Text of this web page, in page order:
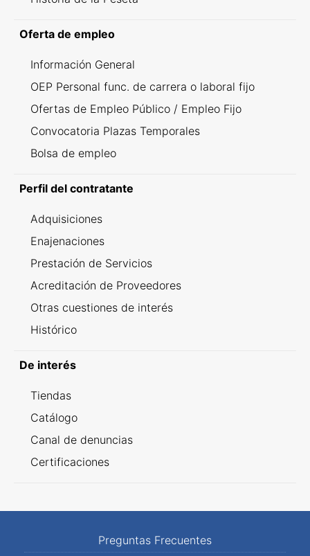
Oferta de empleo
Información General
OEP Personal func. de carrera o laboral fijo
Ofertas de Empleo Público / Empleo Fijo
Convocatoria Plazas Temporales
Bolsa de empleo
Perfil del contratante
Adquisiciones
Enajenaciones
Prestación de Servicios
Acreditación de Proveedores
Otras cuestiones de interés
Histórico
De interés
Tiendas
Catálogo
Canal de denuncias
Certificaciones
Preguntas Frecuentes